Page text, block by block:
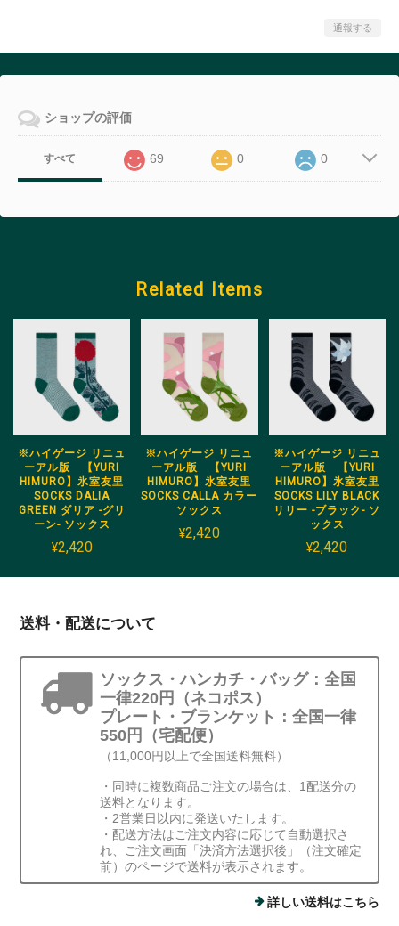
通報する
ショップの評価
すべて 69 0 0
Related Items
※ハイゲージ リニュ
ーアル版 【YURI
HIMURO】氷室友里
SOCKS DALIA
GREEN ダリア -グリ
ーン- ソックス
¥2,420
※ハイゲージ リニュ
ーアル版 【YURI
HIMURO】氷室友里
SOCKS CALLA カラー
ソックス
¥2,420
※ハイゲージ リニュ
ーアル版 【YURI
HIMURO】氷室友里
SOCKS LILY BLACK
リリー -ブラック- ソ
ックス
¥2,420
送料・配送について
ソックス・ハンカチ・バッグ：全国
一律220円（ネコポス）
プレート・ブランケット：全国一律
550円（宅配便）
（11,000円以上で全国送料無料）
・同時に複数商品ご注文の場合は、1配送分の
送料となります。
・2営業日以内に発送いたします。
・配送方法はご注文内容に応じて自動選択さ
れ、ご注文画面「決済方法選択後」（注文確定
前）のページで送料が表示されます。
詳しい送料はこちら